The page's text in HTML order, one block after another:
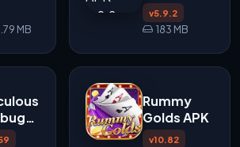
MB
v5.9.2
183 MB
Rummy
Golds APK
v10.82